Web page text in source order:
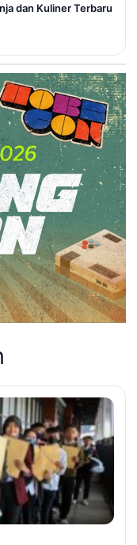
dan Kuliner Terbaru